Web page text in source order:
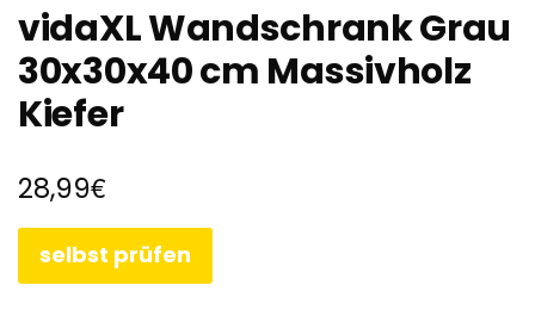
vidaXL Wandschrank Grau
30x30x40 cm Massivholz
Kiefer
28,99€
selbst prüfen